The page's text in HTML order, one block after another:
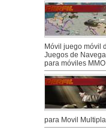
Móvil juego móvil
Juegos de
para móviles
para Movil